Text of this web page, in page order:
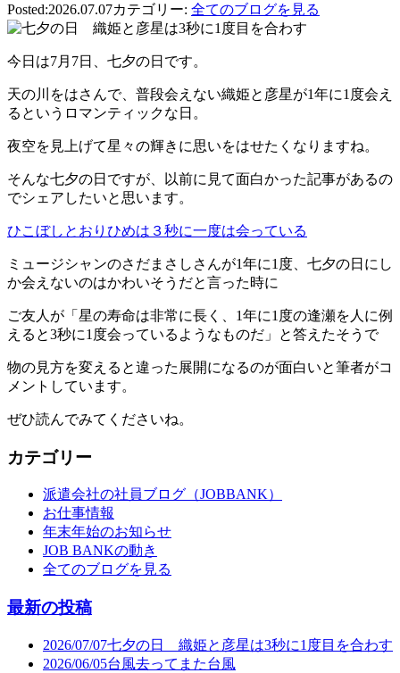
Posted:2026.07.07カテゴリー: 全てのブログを見る
今日は7月7日、七夕の日です。
天の川をはさんで、普段会えない織姫と彦星が1年に1度会え
るというロマンティックな日。
夜空を見上げて星々の輝きに思いをはせたくなりますね。
そんな七夕の日ですが、以前に見て面白かった記事があるの
でシェアしたいと思います。
ひこぼしとおりひめは３秒に一度は会っている
ミュージシャンのさだまさしさんが1年に1度、七夕の日にし
か会えないのはかわいそうだと言った時に
ご友人が「星の寿命は非常に長く、1年に1度の逢瀬を人に例
えると3秒に1度会っているようなものだ」と答えたそうで
物の見方を変えると違った展開になるのが面白いと筆者がコ
メントしています。
ぜひ読んでみてくださいね。
カテゴリー
派遣会社の社員ブログ（JOBBANK）
お仕事情報
年末年始のお知らせ
JOB BANKの動き
全てのブログを見る
最新の投稿
2026/07/07七夕の日 織姫と彦星は3秒に1度目を合わす
2026/06/05台風去ってまた台風